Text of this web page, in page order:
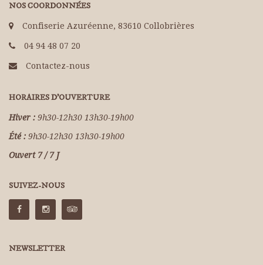
NOS COORDONNÉES
Confiserie Azuréenne, 83610 Collobrières
04 94 48 07 20
Contactez-nous
HORAIRES D'OUVERTURE
Hiver : 9h30-12h30 13h30-19h00
Été : 9h30-12h30 13h30-19h00
Ouvert 7 / 7 J
SUIVEZ-NOUS
NEWSLETTER